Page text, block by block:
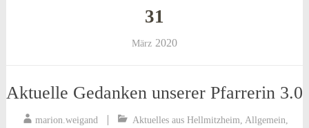
31
März 2020
Aktuelle Gedanken unserer Pfarrerin 3.0
marion.weigand Aktuelles aus Hellmitzheim Allgemein